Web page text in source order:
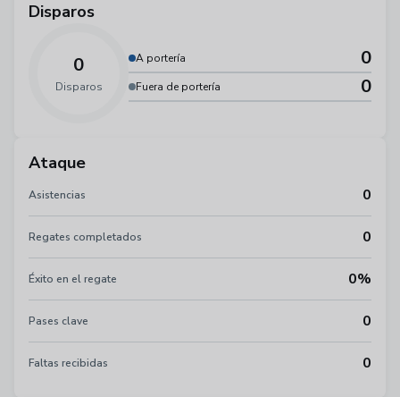
Disparos
0
Disparos
A portería 0
Fuera de portería 0
Ataque
Asistencias 0
Regates completados 0
Éxito en el regate 0%
Pases clave 0
Faltas recibidas 0